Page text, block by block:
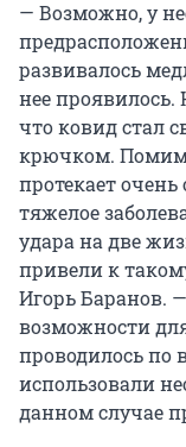
— Возможно, у
развивалось
нее проявилось.
что ковид стал
крючком.
протекает
тяжелое
удара на две
привели к
Игорь Баранов.
возможности
проводилось по
использовали
данном случае